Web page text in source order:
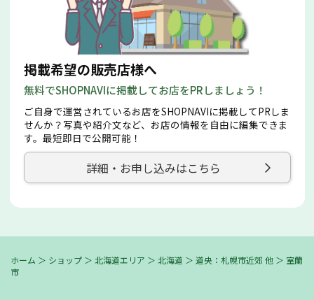
掲載希望の販売店様へ
無料でSHOPNAVIに掲載してお店をPRしましょう！
ご自身で運営されているお店をSHOPNAVIに掲載してPRしま
せんか？写真や紹介文など、お店の情報を自由に編集できま
す。最短即日で公開可能！
詳細・お申し込みはこちら
ホーム ＞ ショップ ＞ 北海道エリア ＞ 北海道 ＞ 道央：札幌市近郊 他 ＞ 室蘭
市